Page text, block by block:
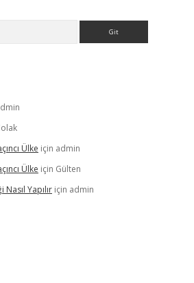
Ülke için admin
Ülke için Gülten
Yapılır için admin